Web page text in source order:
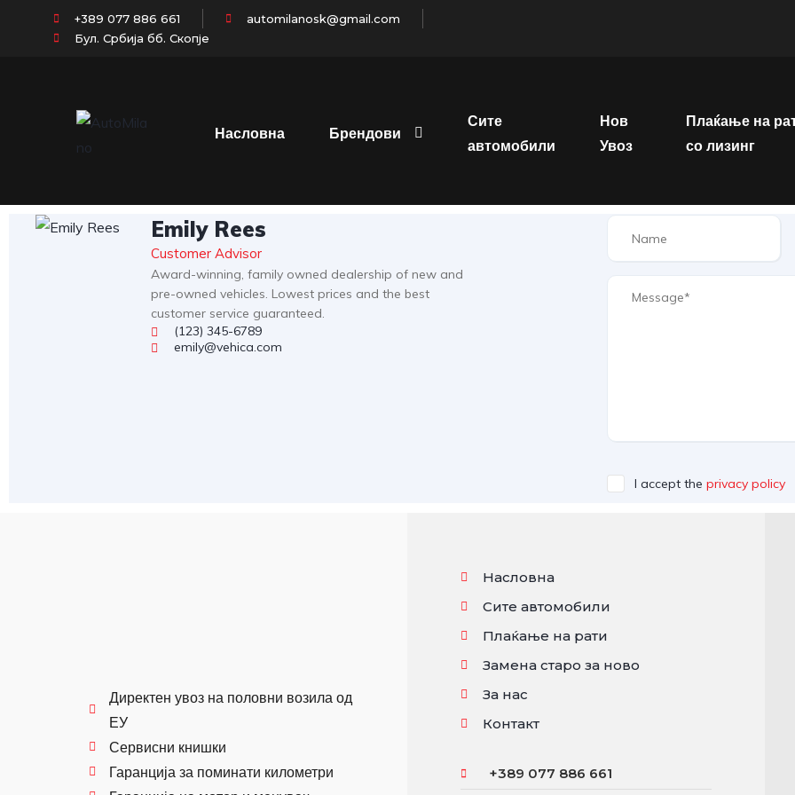
+389 077 886 661
automilanosk@gmail.com
Бул. Србија бб. Скопје
Насловна Брендови
Сите
автомобили
Нов
Увоз
Плаќање на
со лизинг
Emily Rees
Customer Advisor
Award-winning, family owned dealership of new and
pre-owned vehicles. Lowest prices and the best
customer service guaranteed.
(123) 345-6789
emily@vehica.com
I accept the privacy policy
Директен увоз на половни возила од
ЕУ
Сервисни книшки
Гаранција за поминати километри
Насловна
Сите автомобили
Плаќање на рати
Замена старо за ново
За нас
Контакт
+389 077 886 661